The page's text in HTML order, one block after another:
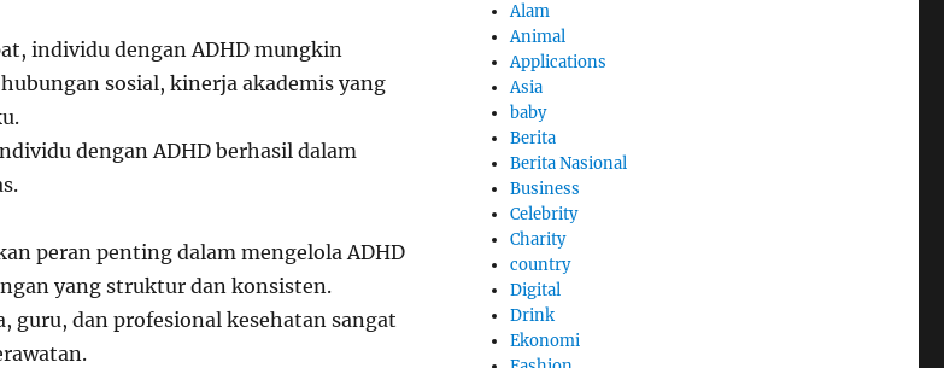
individu dengan ADHD mungkin
sosial, kinerja akademis yang
dengan ADHD berhasil dalam
peran penting dalam mengelola ADHD
yang struktur dan konsisten.
guru, dan profesional kesehatan sangat
Alam
Animal
Applications
Asia
baby
Berita
Berita Nasional
Business
Celebrity
Charity
country
Digital
Drink
Ekonomi